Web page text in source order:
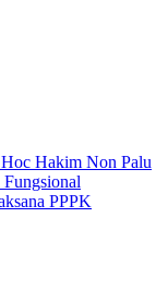
Hakim Non Palu
Fungsional
PPPK